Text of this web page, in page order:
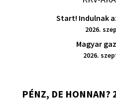
Start! Indulnak
2026.
Magyar
2026.
PÉNZ, DE HONNAN?